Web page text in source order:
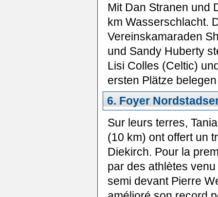
Mit Dan Stranen und
km Wasserschlacht.
Vereinskamaraden
und Sandy Huberty
Lisi Colles (Celtic)
ersten Plätze
6. Foyer
Sur leurs terres,
(10 km) ont offert un
Diekirch. Pour la
par des athlètes
semi devant Pierre